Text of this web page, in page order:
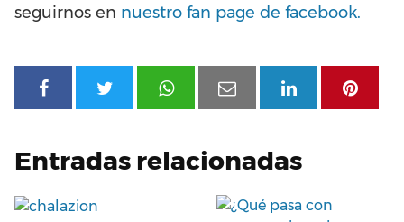
seguirnos en nuestro fan page de facebook.
Entradas relacionadas